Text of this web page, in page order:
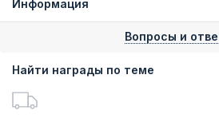
Информация
Вопросы и
Найти награды по теме